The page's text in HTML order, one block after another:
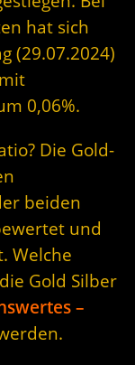
hat sich
(29.07.2024)
0,06%.
Die Gold-
beiden
und
Welche
Gold Silber
–